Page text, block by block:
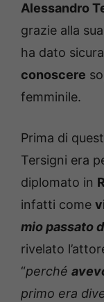
Alessandro
grazie alla
ha dato
conoscere
femminile.
Prima di
Tersigni era
diplomato in
infatti come
mio passato
rivelato
“perché
primo era